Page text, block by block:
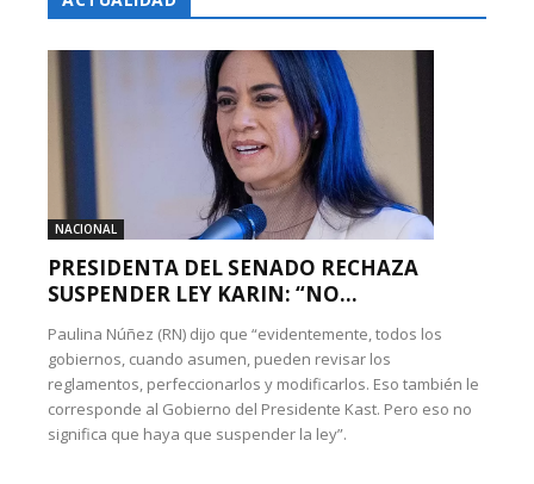
NACIONAL
PRESIDENTA DEL SENADO RECHAZA
SUSPENDER LEY KARIN: “NO...
Paulina Núñez (RN) dijo que “evidentemente, todos los
gobiernos, cuando asumen, pueden revisar los
reglamentos, perfeccionarlos y modificarlos. Eso también le
corresponde al Gobierno del Presidente Kast. Pero eso no
significa que haya que suspender la ley”.